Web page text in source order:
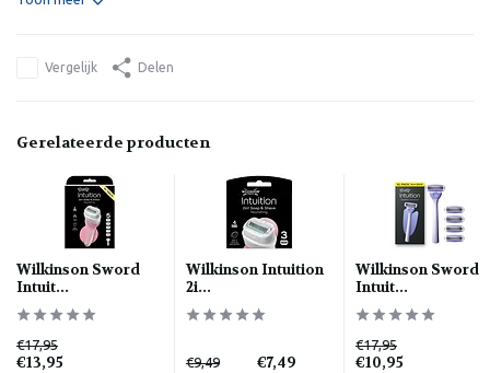
Vergelijk Delen
Gerelateerde producten
Wilkinson Sword
Intuit...
€17,95
€13,95
Wilkinson Intuition
2i...
€9,49 €7,49
Wilkinson Sword
Intuit...
€17,95
€10,95